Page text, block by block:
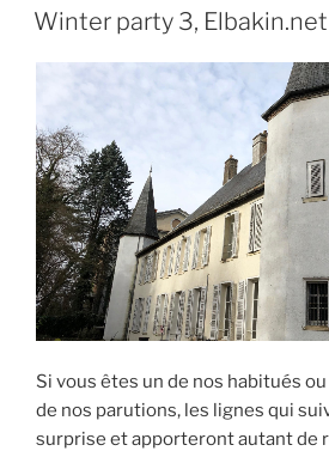
LE
Winter party 3,
Si vous êtes un de nos habitués
de nos parutions, les lignes qui
surprise et apporteront autant de